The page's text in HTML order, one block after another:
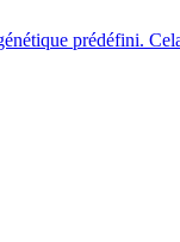
prédéfini.